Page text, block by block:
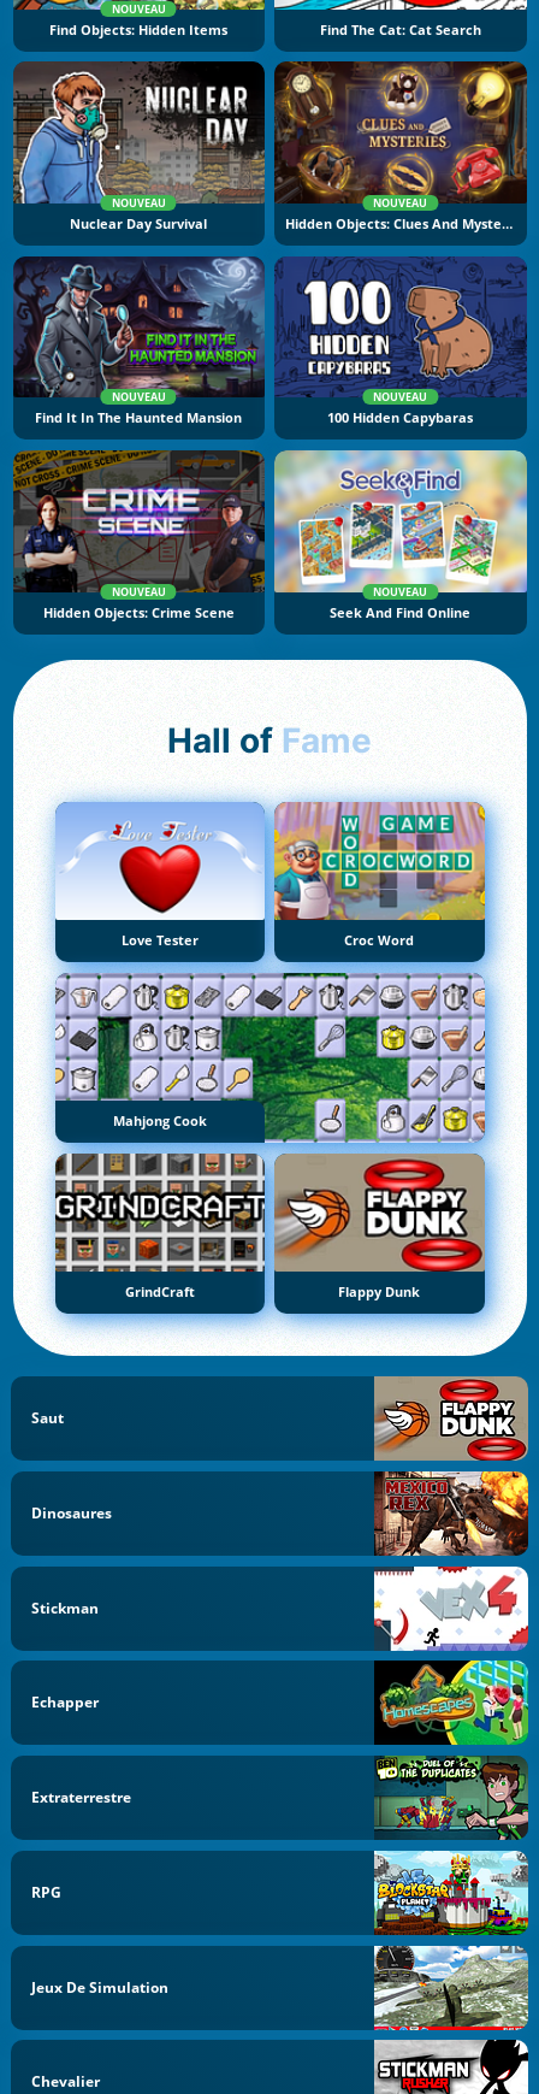
NOUVEAU
Find Objects: Hidden Items Find The Cat: Cat Search
NOUVEAU
Nuclear Day Survival
NOUVEAU
Hidden Objects: Clues And Mysteries
NOUVEAU
Find It In The Haunted Mansion
NOUVEAU
100 Hidden Capybaras
NOUVEAU
Hidden Objects: Crime Scene
NOUVEAU
Seek And Find Online
Hall of Fame
Love Tester Croc Word
Mahjong Cook
GrindCraft Flappy Dunk
Saut
Dinosaures
Stickman
Echapper
Extraterrestre
RPG
Jeux De Simulation
Chevalier